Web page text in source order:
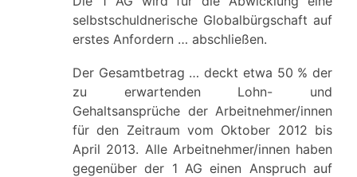
selbstschuldnerische Globalbürgschaft auf
erstes Anfordern … abschließen.
Der Gesamtbetrag … deckt etwa 50 % der
zu erwartenden Lohn- und
Gehaltsansprüche der Arbeitnehmer/innen
für den Zeitraum vom Oktober 2012 bis
April 2013. Alle Arbeitnehmer/innen haben
gegenüber der 1 AG einen Anspruch auf